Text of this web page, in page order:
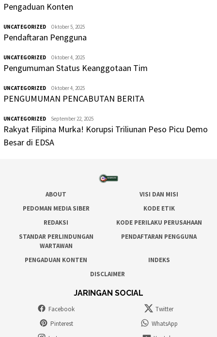
Pengaduan Konten
UNCATEGORIZED Oktober 5, 2025
Pendaftaran Pengguna
UNCATEGORIZED Oktober 4, 2025
Pengumuman Status Keanggotaan Tim
UNCATEGORIZED Oktober 4, 2025
PENGUMUMAN PENCABUTAN BERITA
UNCATEGORIZED September 22, 2025
Rakyat Filipina Murka! Korupsi Triliunan Peso Picu Demo
Besar di EDSA
ABOUT
VISI DAN MISI
PEDOMAN MEDIA SIBER
KODE ETIK
REDAKSI
KODE PERILAKU PERUSAHAAN
STANDAR PERLINDUNGAN
WARTAWAN
PENDAFTARAN PENGGUNA
PENGADUAN KONTEN
INDEKS
DISCLAIMER
JARINGAN SOCIAL
Facebook
Twitter
Pinterest
WhatsApp